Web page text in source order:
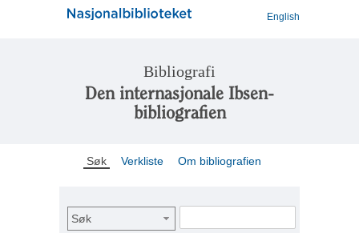
English
Bibliografi
Den internasjonale Ibsen-
bibliografien
Søk Verkliste Om bibliografien
Søk